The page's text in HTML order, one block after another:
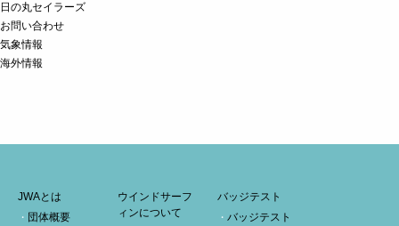
日の丸セイラーズ
お問い合わせ
気象情報
海外情報
JWAとは
団体概要
ウインドサーフ
ィンについて
バッジテスト
バッジテスト